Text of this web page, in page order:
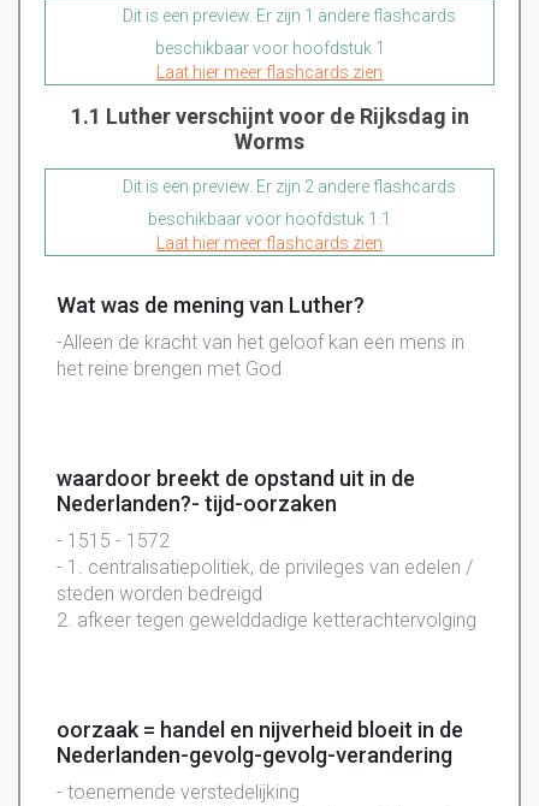
Dit is een preview. Er zijn 1 andere flashcards
beschikbaar voor hoofdstuk 1
Laat hier meer flashcards zien
1.1 Luther verschijnt voor de Rijksdag in
Worms
Dit is een preview. Er zijn 2 andere flashcards
beschikbaar voor hoofdstuk 1.1
Laat hier meer flashcards zien
Wat was de mening van Luther?
-Alleen de kracht van het geloof kan een mens in
het reine brengen met God
waardoor breekt de opstand uit in de
Nederlanden?- tijd-oorzaken
- 1515 - 1572
- 1. centralisatiepolitiek, de privileges van edelen /
steden worden bedreigd
2. afkeer tegen gewelddadige ketterachtervolging
oorzaak = handel en nijverheid bloeit in de
Nederlanden-gevolg-gevolg-verandering
- toenemende verstedelijking